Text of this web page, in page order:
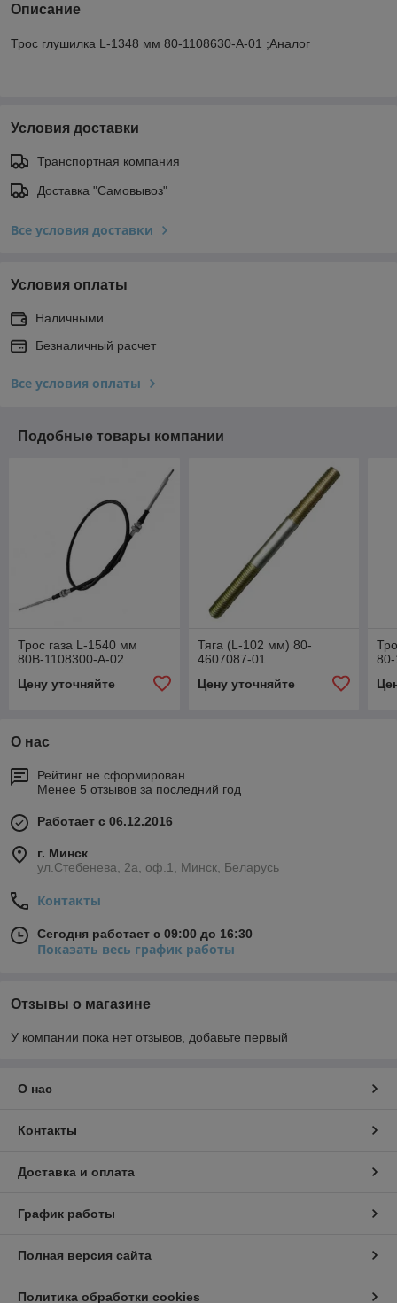
Описание
Трос глушилка L-1348 мм 80-1108630-А-01 ;Аналог
Условия доставки
Транспортная компания
Доставка "Самовывоз"
Все условия доставки
Условия оплаты
Наличными
Безналичный расчет
Все условия оплаты
Подобные товары компании
Трос газа L-1540 мм
80В-1108300-А-02
Цену уточняйте
Тяга (L-102 мм) 80-
4607087-01
Цену уточняйте
О нас
Рейтинг не сформирован
Менее 5 отзывов за последний год
Работает с 06.12.2016
г. Минск
ул.Стебенева, 2а, оф.1, Минск, Беларусь
Контакты
Сегодня работает с 09:00 до 16:30
Показать весь график работы
Отзывы о магазине
У компании пока нет отзывов, добавьте первый
О нас
Контакты
Доставка и оплата
График работы
Полная версия сайта
Политика обработки cookies